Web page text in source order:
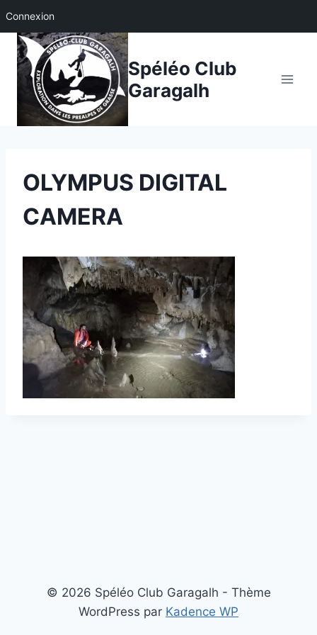
Connexion
Aller
contenu
Spéléo Club
Garagalh
OLYMPUS DIGITAL
CAMERA
© 2026 Spéléo Club Garagalh - Thème
WordPress par Kadence WP